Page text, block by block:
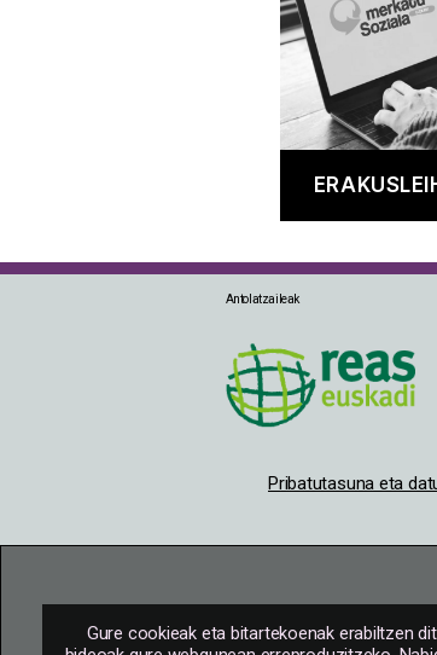
Antolatzaileak
Pribatutasuna eta
Gure cookieak eta bitartekoenak erabiltzen